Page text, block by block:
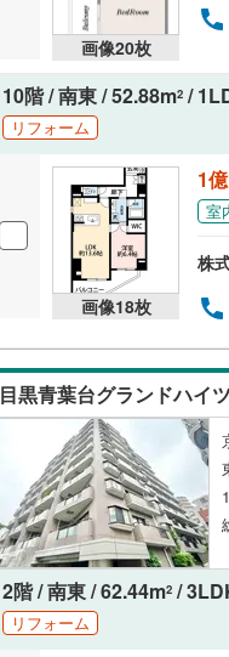
画像20枚
10階 / 南東 / 52.88m2 /
リフォーム
画像18枚
1
室
株
目黒青葉台グランドハイツ
2階 / 南東 / 62.44m2 /
リフォーム